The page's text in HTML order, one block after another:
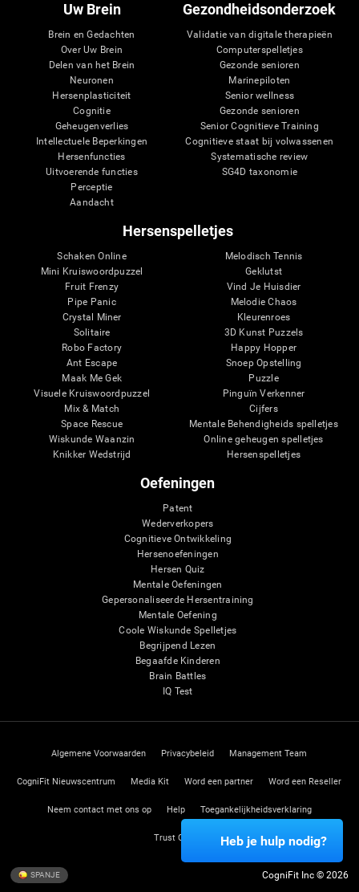
Uw Brein
Brein en Gedachten
Over Uw Brein
Delen van het Brein
Neuronen
Hersenplasticiteit
Cognitie
Geheugenverlies
Intellectuele Beperkingen
Hersenfuncties
Uitvoerende functies
Perceptie
Aandacht
Gezondheidsonderzoek
Validatie van digitale therapieën
Computerspelletjes
Gezonde senioren
Marinepiloten
Senior wellness
Gezonde senioren
Senior Cognitieve Training
Cognitieve staat bij volwassenen
Systematische review
SG4D taxonomie
Hersenspelletjes
Schaken Online
Mini Kruiswoordpuzzel
Fruit Frenzy
Pipe Panic
Crystal Miner
Solitaire
Robo Factory
Ant Escape
Maak Me Gek
Visuele Kruiswoordpuzzel
Mix & Match
Space Rescue
Wiskunde Waanzin
Knikker Wedstrijd
Melodisch Tennis
Geklutst
Vind Je Huisdier
Melodie Chaos
Kleurenroes
3D Kunst Puzzels
Happy Hopper
Snoep Opstelling
Puzzle
Pinguïn Verkenner
Cijfers
Mentale Behendigheids spelletjes
Online geheugen spelletjes
Hersenspelletjes
Oefeningen
Patent
Wederverkopers
Cognitieve Ontwikkeling
Hersenoefeningen
Hersen Quiz
Mentale Oefeningen
Gepersonaliseerde Hersentraining
Mentale Oefening
Coole Wiskunde Spelletjes
Begrijpend Lezen
Begaafde Kinderen
Brain Battles
IQ Test
Algemene Voorwaarden Privacybeleid Management Team
CogniFit Nieuwscentrum Media Kit Word een partner Word een Reseller
Neem contact met ons op Help Toegankelijkheidsverklaring
Trust Center
SPANJE CogniFit Inc © 2026
Heb je hulp nodig?